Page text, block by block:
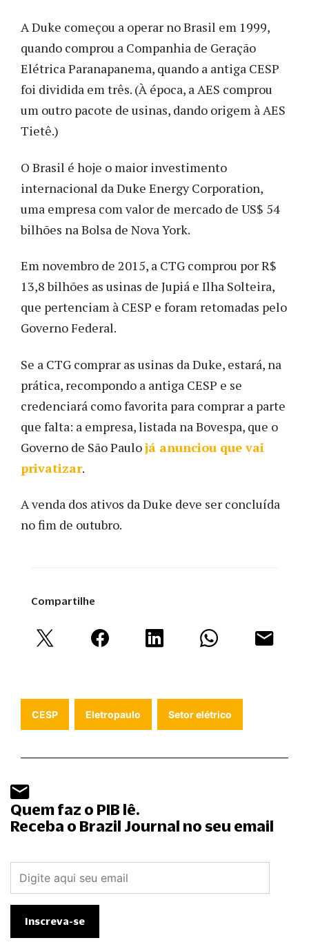
A Duke começou a operar no Brasil em 1999,
quando comprou a Companhia de Geração
Elétrica Paranapanema, quando a antiga CESP
foi dividida em três. (À época, a AES comprou
um outro pacote de usinas, dando origem à AES
Tietê.)
O Brasil é hoje o maior investimento
internacional da Duke Energy Corporation,
uma empresa com valor de mercado de US$ 54
bilhões na Bolsa de Nova York.
Em novembro de 2015, a CTG comprou por R$
13,8 bilhões as usinas de Jupiá e Ilha Solteira,
que pertenciam à CESP e foram retomadas pelo
Governo Federal.
Se a CTG comprar as usinas da Duke, estará, na
prática, recompondo a antiga CESP e se
credenciará como favorita para comprar a parte
que falta: a empresa, listada na Bovespa, que o
Governo de São Paulojá anunciou que vai
privatizar.
A venda dos ativos da Duke deve ser concluída
no fim de outubro.
Compartilhe
CESP Eletropaulo Setor elétrico
Quem faz o PIB lê.
Receba o Brazil Journal no seu email